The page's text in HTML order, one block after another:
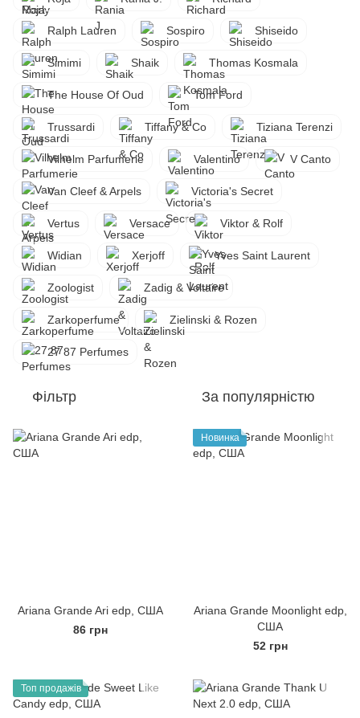
Ralph Lauren Sospiro Shiseido
Simimi Shaik Thomas Kosmala
The House Of Oud Tom Ford
Trussardi Tiffany & Co Tiziana Terenzi
Vilhelm Parfumerie Valentino V Canto
Van Cleef & Arpels Victoria's Secret
Vertus Versace Viktor & Rolf
Widian Xerjoff Yves Saint Laurent
Zoologist Zadig & Voltaire
Zarkoperfume Zielinski & Rozen
27 87 Perfumes
Фільтр За популярністю
Ariana Grande Ari edp, США
86 грн
Новинка
Ariana Grande Moonlight edp,
США
52 грн
Топ продажів